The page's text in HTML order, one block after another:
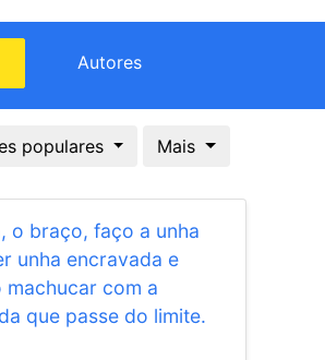
Autores
populares Mais
o braço, faço a unha
unha encravada e
machucar com a
que passe do limite.